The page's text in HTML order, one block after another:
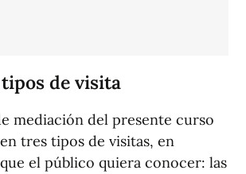
de visita
mediación del presente curso
tres tipos de visitas, en
el público quiera conocer: las